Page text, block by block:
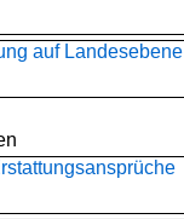
auf Landesebene